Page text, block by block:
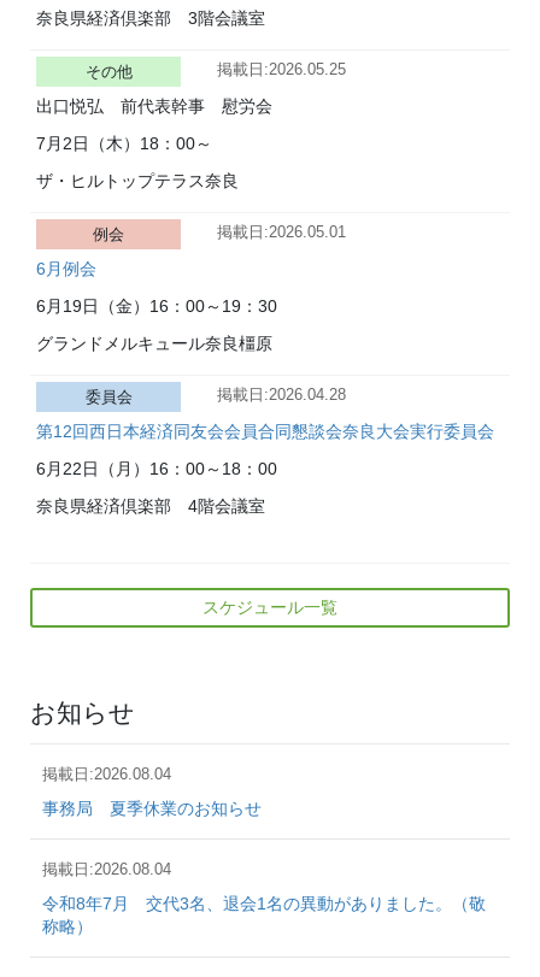
奈良県経済倶楽部 3階会議室
その他 掲載日:2026.05.25
出口悦弘 前代表幹事 慰労会
7月2日（木） 18：00～
ザ・ヒルトップテラス奈良
例会 掲載日:2026.05.01
6月例会
6月19日（金） 16：00～19：30
グランドメルキュール奈良橿原
委員会 掲載日:2026.04.28
第12回西日本経済同友会会員合同懇談会奈良大会実行委員会
6月22日（月） 16：00～18：00
奈良県経済倶楽部 4階会議室
スケジュール一覧
お知らせ
2026.08.04
事務局 夏季休業のお知らせ
2026.08.04
令和8年7月 交代3名、退会1名の異動がありました。（敬
称略）